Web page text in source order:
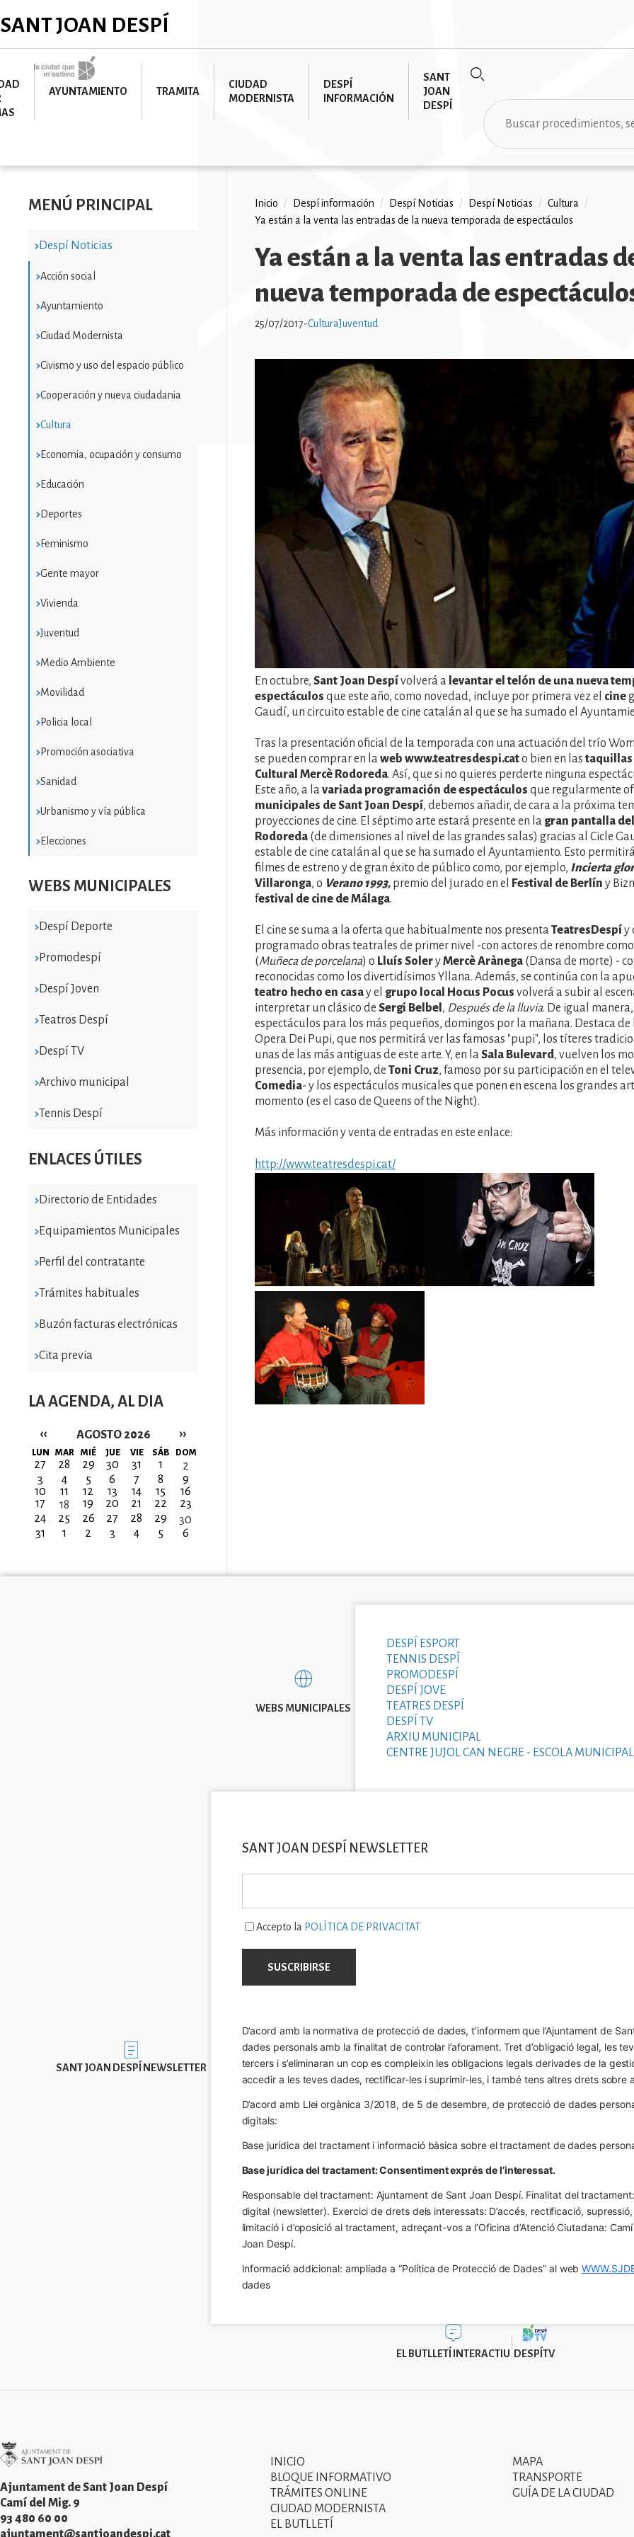
al
SANT JOAN DESPÍ
Imatge
AYUNTAMIENTO TRAMITA
CIUDAD
MODERNISTA
DESPÍ
INFORMACIÓN
SANT
JOAN
DESPÍ
Buscar
MENÚ PRINCIPAL
Despí Noticias
Acción social
Ayuntamiento
Ciudad Modernista
Civismo y uso del espacio público
Cooperación y nueva ciudadania
Cultura
Economia, ocupación y consumo
Educación
Deportes
Feminismo
Gente mayor
Vivienda
Juventud
Medio Ambiente
Movilidad
Policia local
Promoción asociativa
Sanidad
Urbanismo y vía pública
Elecciones
WEBS MUNICIPALES
Despí Deporte
Promodespí
Despí Joven
Teatros Despí
Despí TV
Archivo municipal
Tennis Despí
ENLACES ÚTILES
Directorio de Entidades
Equipamientos Municipales
Perfil del contratante
Trámites habituales
Buzón facturas electrónicas
Cita previa
LA AGENDA, AL DIA
AGOSTO 2026
Paginación
‹‹ ››
LUN MAR MIÉ JUE VIE SÁB DOM
27 28 29 30 31 1
2
3
4 5 6 7 8
9
10
11 12 13 14 15
16
17
18 19 20 21 22
23
24
25 26 27 28 29
30
31
1 2 3 4 5 6
Ruta
de
navegación
Inicio / Despí información / Despí Noticias / Despí Noticias / Cultura
/
Ya están a la venta las entradas de la nueva temporada de espectáculos
Ya están a la venta las entradas
nueva temporada de
25/07/2017-CulturaJuventud
En octubre, Sant Joan Despí volverá a levantar el telón de una nueva
espectáculos que este año, como novedad, incluye por primera vez el cine
Gaudí, un circuito estable de cine catalán al que se ha sumado el
Tras la presentación oficial de la temporada con una actuación del trío
se pueden comprar en laweb www.teatresdespi.cato bien en lastaquillas
Cultural Mercè Rodoreda. Así, que si no quieres perderte ninguna
Este año, a lavariada programación de espectáculos que regularmente
municipales de Sant Joan Despí, debemos añadir, de cara a la próxima
proyecciones de cine. El séptimo arte estará presente en la gran pantalla
Rodoreda (de dimensiones al nivel de las grandes salas) gracias al Cicle
estable de cine catalán al que se ha sumado el Ayuntamiento. Esto
filmes de estreno y de gran éxito de público como, por ejemplo, Incierta
Villaronga, o Verano 1993, premio del jurado en el Festival de Berlín y
festival de cine de Málaga.
El cine se suma a la oferta que habitualmente nos presentaTeatresDespí y
programado obras teatrales de primer nivel -con actores de renombre como
(Muñeca de porcelana) o Lluís SoleryMercè Arànega (Dansa de morte) -
reconocidas como los divertidísimos Yllana. Además, se continúa con la
teatro hecho en casay el grupo local Hocus Pocus volverá a subir al
interpretar un clásico de Sergi Belbel , Después de la lluvia. De igual
espectáculos para los más pequeños, domingos por la mañana. Destaca
Opera Dei Pupi, que nos permitirá ver las famosas "pupi", los títeres
unas de las más antiguas de este arte. Y, en laSala Bulevard, vuelven los
presencia, por ejemplo, de Toni Cruz, famoso por su participación en el
Comedia- y los espectáculos musicales que ponen en escena los grandes
momento (es el caso de Queens of the Night).
Más información y venta de entradas en este enlace:
http://www.teatresdespi.cat/
Imatge
WEBS MUNICIPALES
DESPÍ ESPORT
TENNIS DESPÍ
PROMODESPÍ
DESPÍ JOVE
TEATRES DESPÍ
DESPÍ TV
ARXIU MUNICIPAL
CENTRE JUJOL CAN NEGRE - ESCOLA
Imatge
SANT JOAN DESPÍ NEWSLETTER
SANT JOAN DESPÍ NEWSLETTER
Accepto la POLÍTICA DE PRIVACITAT
D’acord amb la normativa de protecció de dades, t’informem que l’Ajuntament de
dades personals amb la finalitat de controlar l’aforament. Tret d’obligació legal, les
tercers i s’eliminaran un cop es compleixin les obligacions legals derivades de la
accedir a les teves dades, rectificar-les i suprimir-les, i també tens altres drets sobre
D’acord amb Llei orgànica 3/2018, de 5 de desembre, de protecció de dades
digitals:
Base jurídica del tractament i informació bàsica sobre el tractament de dades
Base jurídica del tractament: Consentiment exprés de l’interessat.
Responsable del tractament: Ajuntament de Sant Joan Despí. Finalitat del
digital (newsletter). Exercici de drets dels interessats: D’accés, rectificació,
limitació i d’oposició al tractament, adreçant-vos a l’Oficina d’Atenció Ciutadana:
Joan Despí.
Informació addicional: ampliada a “Política de Protecció de Dades” al web
dades
EL BUTLLETÍ INTERACTIU DESPÍTV
Imatge
Ajuntament de Sant Joan Despí
Camí del Mig. 9
93 480 60 00
ajuntament@santjoandespi.cat
Primer
menú
INICIO
BLOQUE INFORMATIVO
TRÁMITES ONLINE
CIUDAD MODERNISTA
EL BUTLLETÍ
Segon
menú
MAPA
TRANSPORTE
GUÍA DE LA CIUDAD